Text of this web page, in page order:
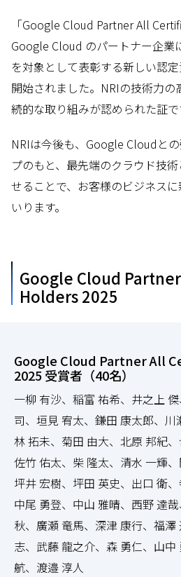
「Google Cloud Partner All
Google Cloud のパートナー企業
を対象として表彰する新しい認
開始されました。NRIの技術力
続的な取り組みが認められた証で
NRIは今後も、Google Cloudと
プのもと、最先端のクラウド技
せることで、お客様のビジネス
いります。
Google Cloud
Holders 2025
Google Cloud Partner All
2025 受賞者（40名）
一柳 有沙、稲富 祐希、井之上
司、垣見 宥太、鎌田 康太郎、
林 拓未、菊田 由大、北原 邦紀、
佐竹 佑太、柴 隆太、清水 一輝、
坪井 宏樹、坪田 英史、出口 衛、
中尾 勇登、中山 雅晴、西野 達
秋、廣瀬 竜馬、深津 康行、福
志、武藤 龍之介、森 勇仁、山
航、渡邉 淳人